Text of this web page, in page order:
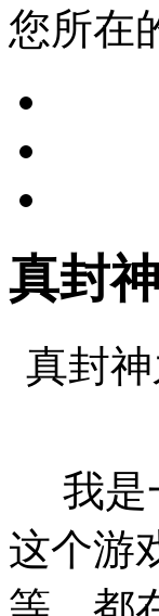
您所在
真封
真封
我是
这个游